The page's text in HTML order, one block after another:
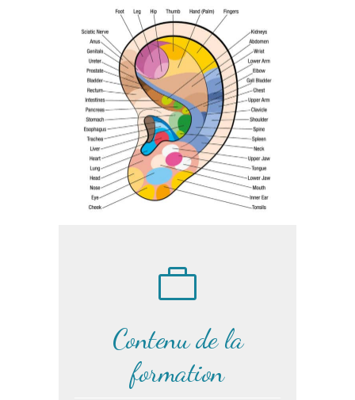
Contenu de la
formation